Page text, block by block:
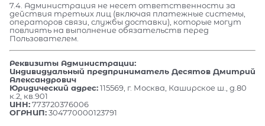
7.4. Администрация не несет ответственности за
действия третьих лиц (включая платежные системы,
операторов связи, службы доставки), которые могут
повлиять на выполнение обязательств перед
Пользователем.
Реквизиты Администрации:
Индивидуальный предприниматель Десятов Дмитрий
Александрович
Юридический адрес:115569, г. Москва, Каширское ш., д.80
к.2, кв.901
ИНН:773720376006
ОГРНИП:304770000123791